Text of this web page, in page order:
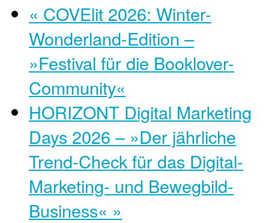
« COVElit 2026: Winter-
Wonderland-Edition –
»Festival für die Booklover-
Community«
HORIZONT Digital Marketing
Days 2026 – »Der jährliche
Trend-Check für das Digital-
Marketing- und Bewegbild-
Business« »